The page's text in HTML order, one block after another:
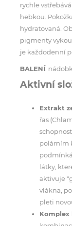
rychle
hebkou.
hydratovaná.
pigmenty
je každodenní
BALENÍ:
Aktivní
Extrakt
řas
polárním
látky,
aktivuje
vlákna,
pleti
Komplex